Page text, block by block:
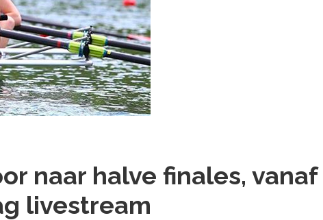
naar halve finales, vanaf
livestream